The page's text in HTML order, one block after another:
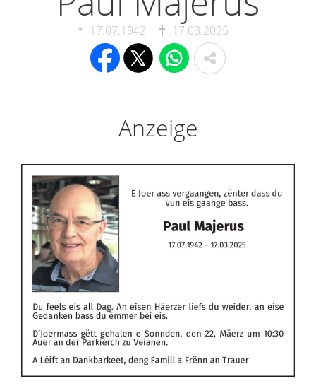
17.07.1942 17.03.2025
Anzeige